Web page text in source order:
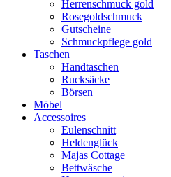
Herrenschmuck gold
Rosegoldschmuck
Gutscheine
Schmuckpflege gold
Taschen
Handtaschen
Rucksäcke
Börsen
Möbel
Accessoires
Eulenschnitt
Heldenglück
Majas Cottage
Bettwäsche